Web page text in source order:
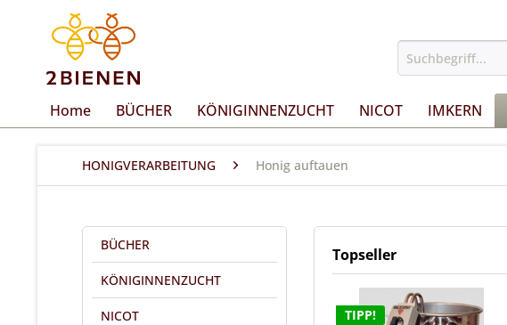
Home BÜCHER KÖNIGINNENZUCHT NICOT IMKERN
HONIGVERARBEITUNG Honig auftauen
BÜCHER
KÖNIGINNENZUCHT
NICOT
Topseller
TIPP!